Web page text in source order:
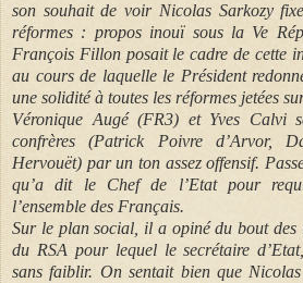
son souhait de voir Nicolas Sarkozy
réformes : propos inouï sous la Ve
François Fillon posait le cadre de cette
au cours de laquelle le Président
une solidité à toutes les réformes jetées
Véronique Augé (FR3) et Yves Calvi
confrères (Patrick Poivre d’Arvor,
Hervouët) par un ton assez offensif.
qu’a dit le Chef de l’Etat pour
l’ensemble des Français.
Sur le plan social, il a opiné du bout des
du RSA pour lequel le secrétaire
sans faiblir. On sentait bien que